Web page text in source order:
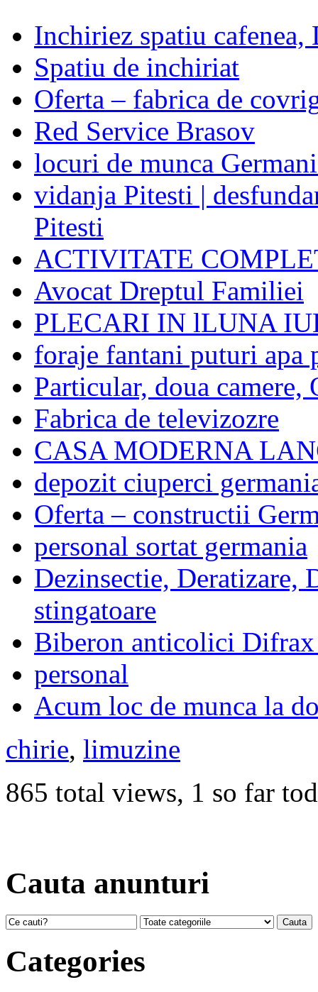
Inchiriez spatiu cafenea,
Spatiu de inchiriat
Oferta – fabrica de
Red Service Brasov
locuri de munca
vidanja Pitesti |
Pitesti
ACTIVITATE
Avocat Dreptul Familiei
PLECARI IN lLUNA
foraje fantani puturi apa
Particular, doua
Fabrica de televizozre
CASA MODERNA
depozit ciuperci
Oferta – constructii
personal sortat germania
Dezinsectie, Deratizare,
stingatoare
Biberon anticolici
personal
Acum loc de munca la
chirie, limuzine
865 total views, 1 so far
Cauta anunturi
Categories